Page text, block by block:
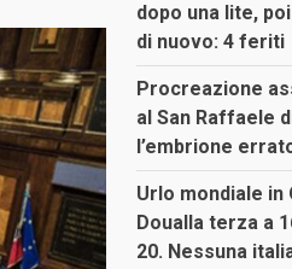
dopo una lite,
di nuovo: 4 feriti
Procreazione
al San Raffaele
l’embrione
Urlo mondiale in
Doualla terza a
20. Nessuna